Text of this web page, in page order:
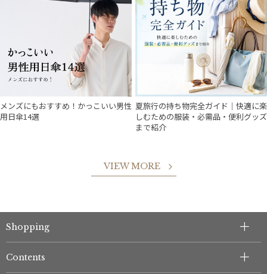
在庫表示
件
メンズにもおすすめ！かっこいい男性
用日傘14選
夏旅行の持ち物完全ガイド｜快適に楽
しむための服装・必需品・便利グッズ
まで紹介
VIEW MORE
Shopping
Contents